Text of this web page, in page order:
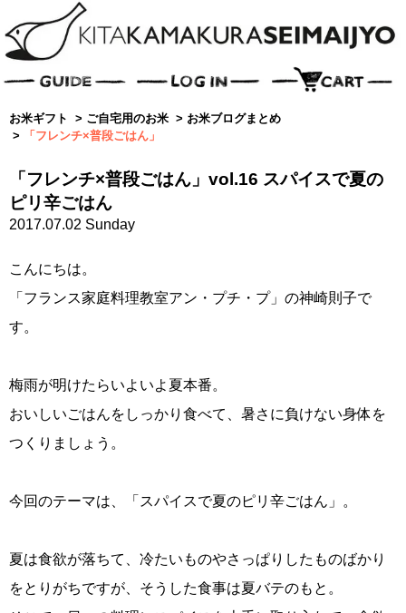
お米ギフト > ご自宅用のお米 > お米ブログまとめ
>
「フレンチ×普段ごはん」
「フレンチ×普段ごはん」vol.16 スパイスで夏の
ピリ辛ごはん
2017.07.02 Sunday
こんにちは。
「フランス家庭料理教室アン・プチ・プ」の神崎則子で
す。
梅雨が明けたらいよいよ夏本番。
おいしいごはんをしっかり食べて、暑さに負けない身体を
つくりましょう。
今回のテーマは、「スパイスで夏のピリ辛ごはん」。
夏は食欲が落ちて、冷たいものやさっぱりしたものばかり
をとりがちですが、そうした食事は夏バテのもと。